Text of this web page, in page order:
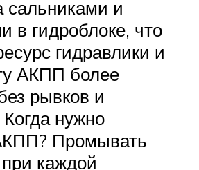
сальниками и
в гидроблоке, что
гидравлики и
АКПП более
рывков и
Когда нужно
Промывать
каждой